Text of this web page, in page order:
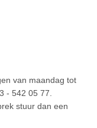
van maandag tot
- 542 05 77.
stuur dan een